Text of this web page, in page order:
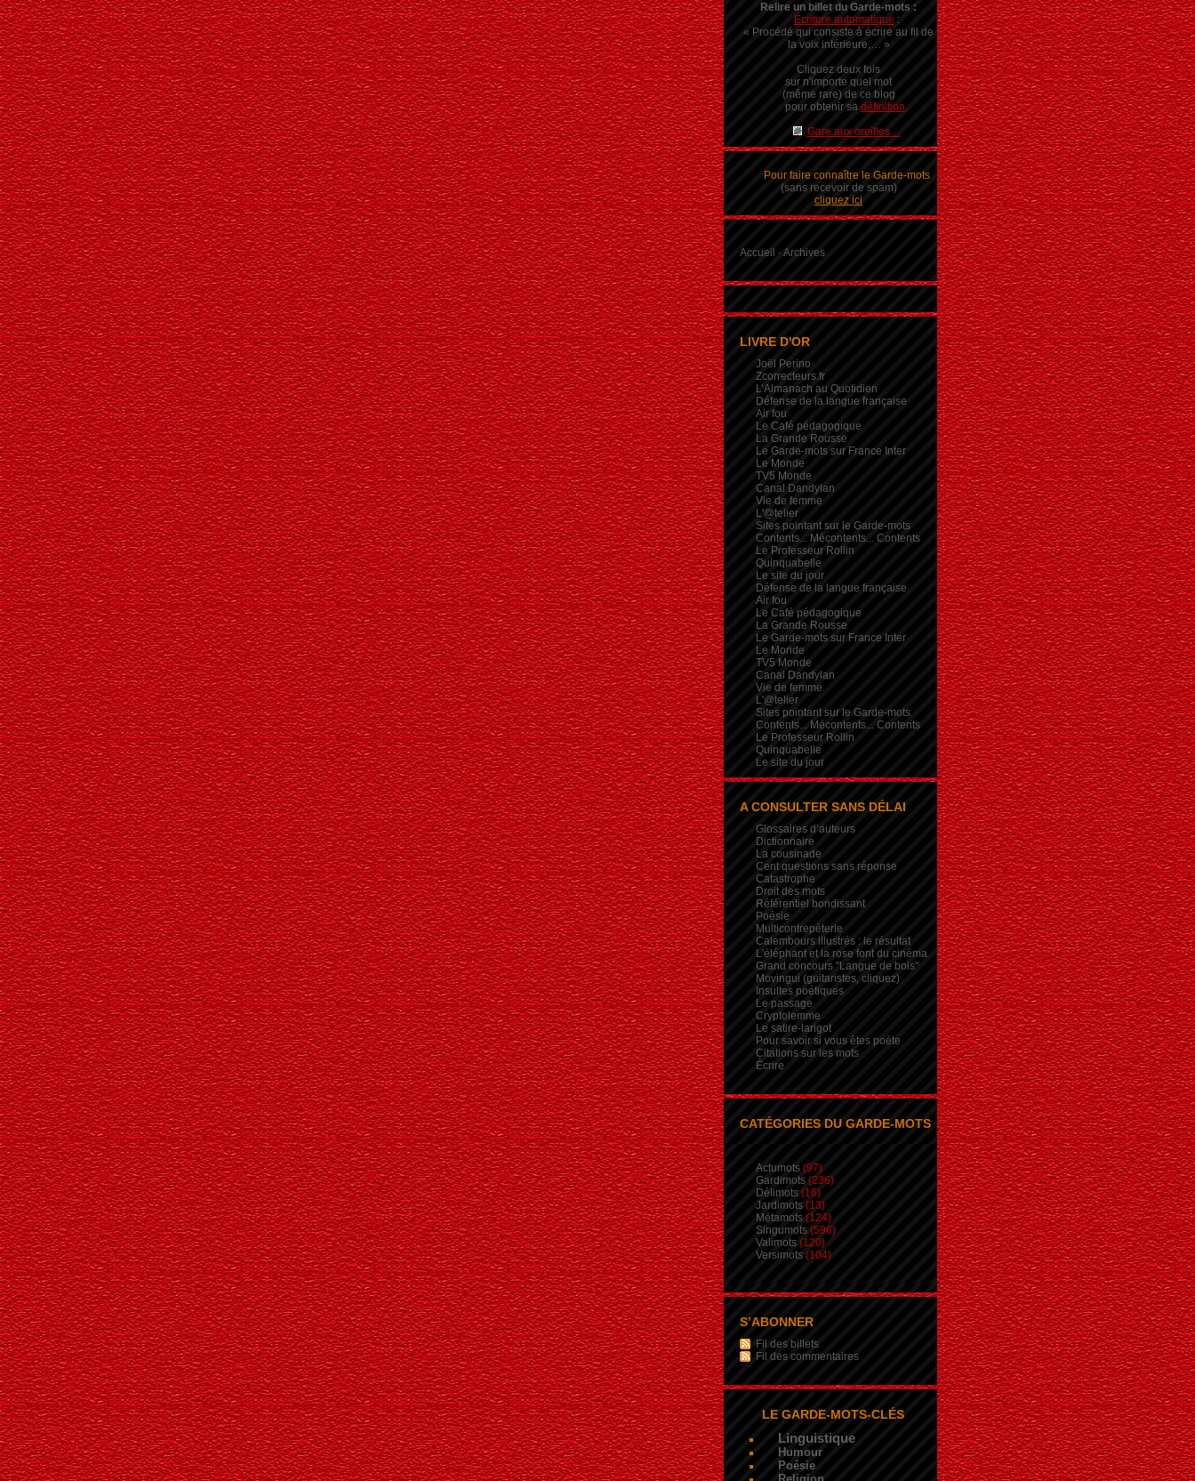
Relire un billet du Garde-mots :
Écriture automatique :
« Procédé qui consiste à écrire au fil de
la voix intérieure,… »
Cliquez deux fois
sur n'importe quel mot
(même rare) de ce blog
pour obtenir sa définition.
Gare aux oreilles…
Pour faire connaître le Garde-mots
(sans recevoir de spam)
cliquez ici
Accueil -Archives
LIVRE D'OR
Joël Perino
Zcorrecteurs.fr
L’Almanach au Quotidien
Défense de la langue française
Air fou
Le Café pédagogique
La Grande Rousse
Le Garde-mots sur France Inter
Le Monde
TV5 Monde
Canal Dandylan
Vie de femme
L'@telier
Sites pointant sur le Garde-mots
Contents... Mécontents... Contents
Le Professeur Rollin
Quinquabelle
Le site du jour
Défense de la langue française
Air fou
Le Café pédagogique
La Grande Rousse
Le Garde-mots sur France Inter
Le Monde
TV5 Monde
Canal Dandylan
Vie de femme
L'@telier
Sites pointant sur le Garde-mots
Contents... Mécontents... Contents
Le Professeur Rollin
Quinquabelle
Le site du jour
A CONSULTER SANS DÉLAI
Glossaires d’auteurs
Dictionnaire
La cousinade
Cent questions sans réponse
Catastrophe
Droit des mots
Référentiel bondissant
Poésie
Multicontrepèterie
Calembours illustrés : le résultat
L'éléphant et la rose font du cinéma
Grand concours "Langue de bois"
Movingui (guitaristes, cliquez)
Insultes poétiques
Le passage
Cryptolemme
Le satire-larigot
Pour savoir si vous êtes poète
Citations sur les mots
Écrire
CATÉGORIES DU GARDE-MOTS
Actumots (97)
Gardimots (236)
Délimots (16)
Jardimots (13)
Métamots (124)
Singumots (596)
Valimots (120)
Versimots (104)
S’ABONNER
Fil des billets
Fil des commentaires
LE GARDE-MOTS-CLÉS
Linguistique
Humour
Poésie